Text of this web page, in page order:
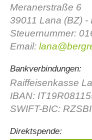
Direction
Meranerstraße 6
39011 Lana (BZ) -
Steuernummer:
Email:
Bankverbindungen:
Raiffeisenkasse
IBAN:
SWIFT-BIC:
Direktspende: